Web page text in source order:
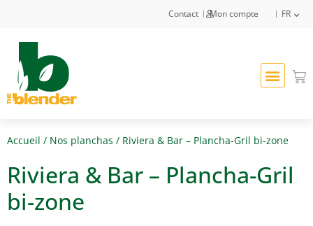
Contact Mon compte FR
Accueil / Nos planchas / Riviera & Bar – Plancha-Gril bi-zone
Riviera & Bar – Plancha-Gril
bi-zone